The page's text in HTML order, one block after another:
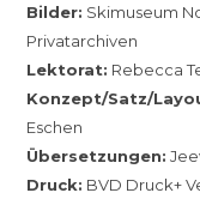
Bilder: Skimuseum
Privatarchiven
Lektorat: Rebecca
Konzept/Satz/
Eschen
Übersetzungen:
Druck: BVD Druck+